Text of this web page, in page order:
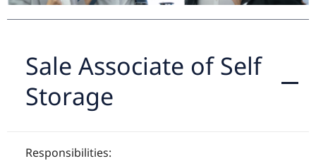
Sale Associate of Self
Storage
Responsibilities: